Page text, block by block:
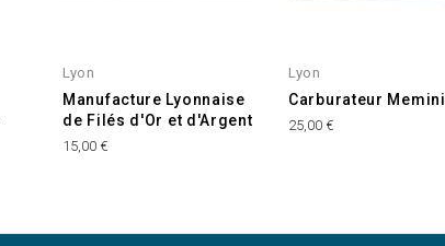
Lyon
Manufacture Lyonnaise
de Filés d'Or et d'Argent
15,00 €
Lyon
Carburateur Memini
25,00 €